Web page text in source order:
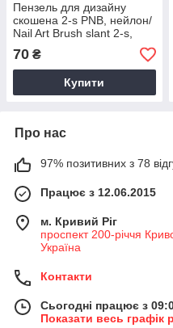
Пензель для дизайну
скошена 2-s PNB, нейлон/
Nail Art Brush slant 2-s,
nylon 4D
70 ₴
Купити
Про нас
97% позитивних з 78
Працює з 12.06.2015
м. Кривий Ріг
проспект 200-річчя
Україна
Контакти
Сьогодні працює з
Показати весь графік